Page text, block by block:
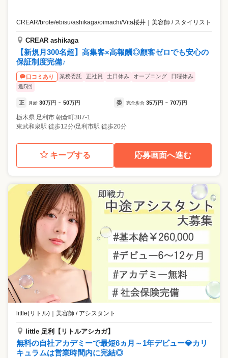
CREAR/brote/ebisu/ashikaga/oimachi/Vita桜井 美容師 / スタイリスト
CREAR ashikaga
【新規月300名超】高集客×高報酬◎顧客ゼロでも安心の
保証制度完備♪
口コミあり 業務委託 正社員 土日休み オープニング
日曜休み
週5回
正 月給 30万円 ~ 50万円 委 完全歩合 35万円 ~ 70万円
栃木県 足利市 朝倉町387-1
東武和泉駅 徒歩12分/足利市駅 徒歩20分
キープする 応募画面へ進む
little(リトル) 美容師 / アシスタント
little 足利【リトルアシカガ】
無料の自社アカデミーで最短6ヵ月～1年デビュー💎カリ
キュラムは営業時間内に完結◎